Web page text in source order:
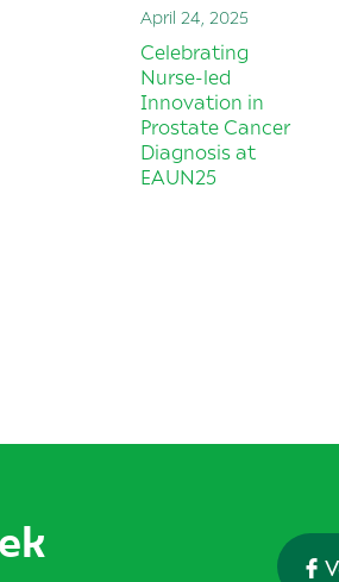
April 24, 2025
Celebrating
Nurse-led
Innovation in
Prostate Cancer
Diagnosis at
EAUN25